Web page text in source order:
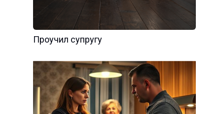
Проучил супругу